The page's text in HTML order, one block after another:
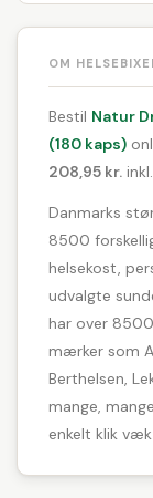
OM
Bestil Natur
(180 kaps)
208,95 kr.
Danmarks
8500
helsekost,
udvalgte
har over
mærker som
Berthelsen,
mange,
enkelt klik